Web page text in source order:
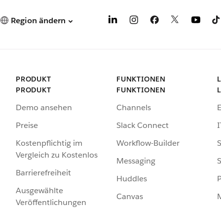
Region ändern
PRODUKT
PRODUKT
Demo ansehen
Preise
Kostenpflichtig im
Vergleich zu Kostenlos
Barrierefreiheit
Ausgewählte
Veröffentlichungen
FUNKTIONEN
FUNKTIONEN
Channels
Slack Connect
Workflow-Builder
Messaging
Huddles
Canvas